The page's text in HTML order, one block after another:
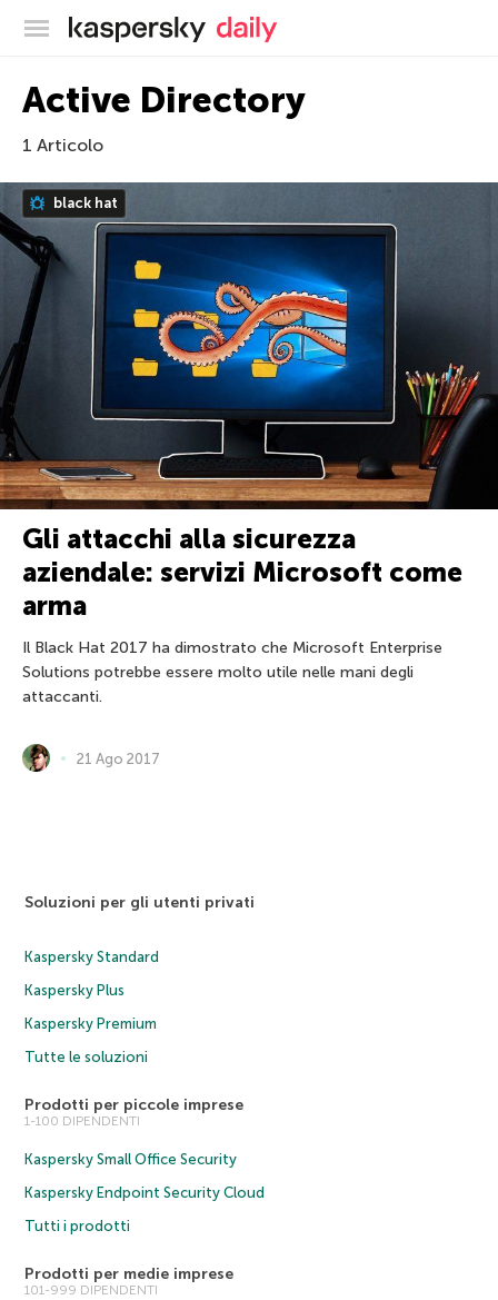
Blog ufficiale di Kaspersky
Active Directory
1 Articolo
black hat
Gli attacchi alla sicurezza
aziendale: servizi Microsoft come
arma
Il Black Hat 2017 ha dimostrato che Microsoft Enterprise
Solutions potrebbe essere molto utile nelle mani degli
attaccanti.
21 Ago 2017
Soluzioni per gli utenti privati
Kaspersky Standard
Kaspersky Plus
Kaspersky Premium
Tutte le soluzioni
Prodotti per piccole imprese
1-100 DIPENDENTI
Kaspersky Small Office Security
Kaspersky Endpoint Security Cloud
Tutti i prodotti
Prodotti per medie imprese
101-999 DIPENDENTI